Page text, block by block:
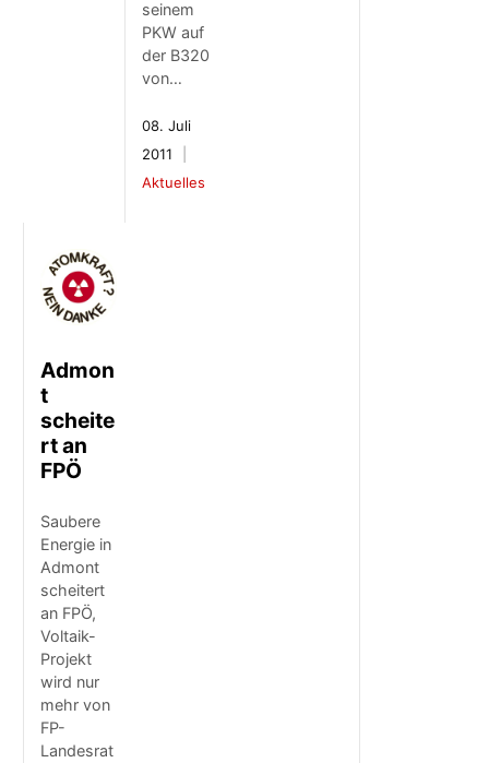
seinem
PKW auf
der B320
von…
08. Juli
2011
Aktuelles
Admon
t
scheite
rt an
FPÖ
Saubere
Energie in
Admont
scheitert
an FPÖ,
Voltaik-
Projekt
wird nur
mehr von
FP-
Landesrat